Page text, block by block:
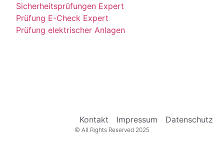
Sicherheitsprüfungen Expert
Prüfung E-Check Expert
Prüfung elektrischer Anlagen
Kontakt Impressum Datenschutz
© All Rights Reserved 2025